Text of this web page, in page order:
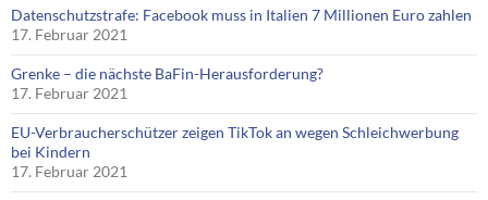
Datenschutzstrafe: Facebook muss in Italien 7 Millionen Euro zahlen
17. Februar 2021
Grenke – die nächste BaFin-Herausforderung?
17. Februar 2021
EU-Verbraucherschützer zeigen TikTok an wegen Schleichwerbung
bei Kindern
17. Februar 2021